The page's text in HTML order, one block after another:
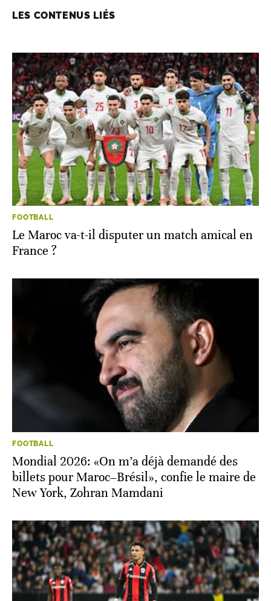
LES CONTENUS LIÉS
FOOTBALL
Le Maroc va-t-il disputer un match amical en
France ?
FOOTBALL
Mondial 2026: «On m’a déjà demandé des
billets pour Maroc–Brésil», confie le maire de
New York, Zohran Mamdani